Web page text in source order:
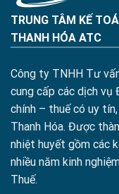
TRUNG TÂM KẾ
THANH HÓA ATC
Công ty TNHH Tư
cung cấp các dịch vụ
chính – thuế có uy
Thanh Hóa. Được
nhiệt huyết gồm các
nhiều năm kinh
Thuế.